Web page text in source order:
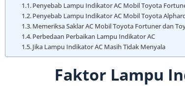
Penyebab Lampu Indikator AC Mobil Toyota
Penyebab Lampu Indikator AC Mobil Toyota
Memeriksa Saklar AC Mobil Toyota Fortuner dan
Perbedaan Perbaikan Lampu Indikator AC
Jika Lampu Indikator AC Masih Tidak Menyala
Faktor Lampu